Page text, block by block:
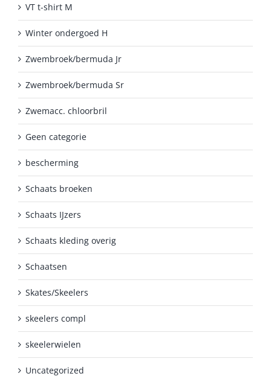
VT t-shirt M
Winter ondergoed H
Zwembroek/bermuda Jr
Zwembroek/bermuda Sr
Zwemacc. chloorbril
Geen categorie
bescherming
Schaats broeken
Schaats IJzers
Schaats kleding overig
Schaatsen
Skates/Skeelers
skeelers compl
skeelerwielen
Uncategorized